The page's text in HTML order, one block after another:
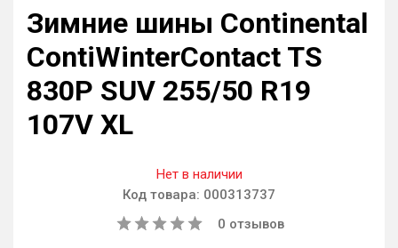
Зимние шины Continental
ContiWinterContact TS
830P SUV 255/50 R19
107V XL
Нет в наличии
Код товара: 000313737
0 отзывов